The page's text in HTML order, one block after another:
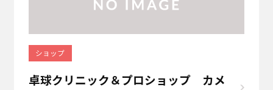
ショップ
卓球クリニック＆プロショップ カメ